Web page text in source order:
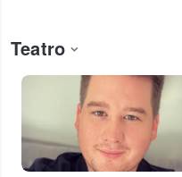
Teatro